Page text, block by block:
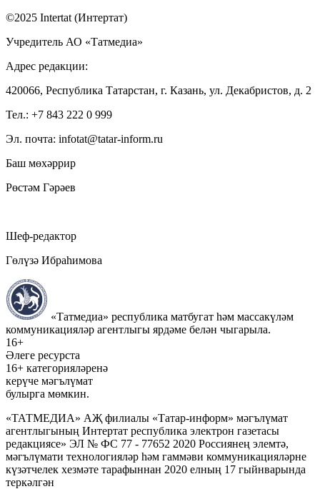
©2025 Intertat (Интертат)
Учредитель АО «Татмедиа»
Адрес редакции:
420066, Республика Татарстан, г. Казань, ул. Декабристов, д. 2
Тел.: +7 843 222 0 999
Эл. почта: infotat@tatar-inform.ru
Баш мөхәррир
Рөстәм Гәрәев
Шеф-редактор
Гөлүзә Ибраһимова
«Татмедиа» республика матбугат һәм массакүләм
коммуникацияләр агентлыгы ярдәме белән чыгарыла.
16+
Әлеге ресурста
16+ категорияләренә
керүче мәгълүмат
булырга мөмкин.
«ТАТМЕДИА» АҖ филиалы «Татар-информ» мәгълүмат
агентлыгының Интертат республика электрон газетасы
редакциясе» ЭЛ № ФС 77 - 77652 2020 Россиянең элемтә,
мәгълүмати технологияләр һәм гаммәви коммуникацияләрне
күзәтчелек хезмәте тарафыннан 2020 елның 17 гыйнварында
теркәлгән